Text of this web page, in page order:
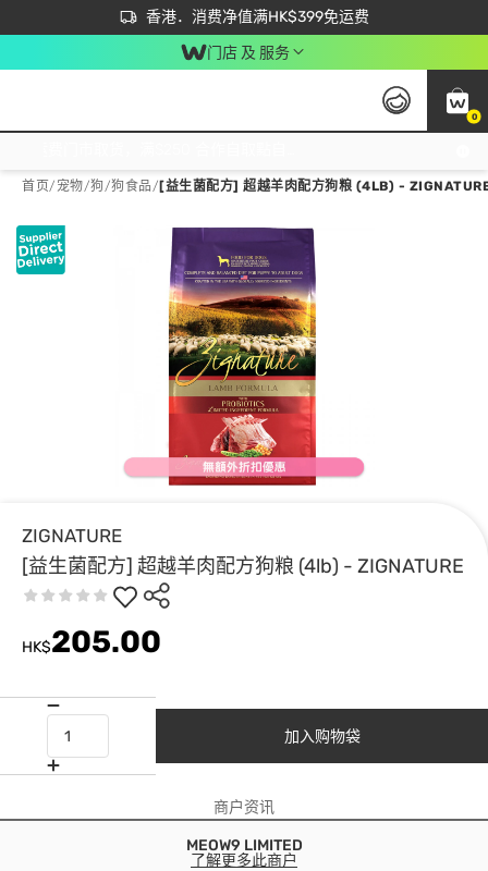
香港．消费净值满HK$399免运费
立即成为易赏钱会员尽享独家优惠
首次APP下单买满$450 输入 NEWAPP 即减$50
门店 及 服务
0
首页/ 宠物/狗/狗食品/ [益生菌配方] 超越羊肉配方狗粮 (4LB) -
ZIGNATURE
[益生菌配方] 超越羊肉配方狗粮 (4lb) - ZIGNATURE
HK$205.00
加入购物袋
商户资讯
MEOW9 LIMITED
了解更多此商户